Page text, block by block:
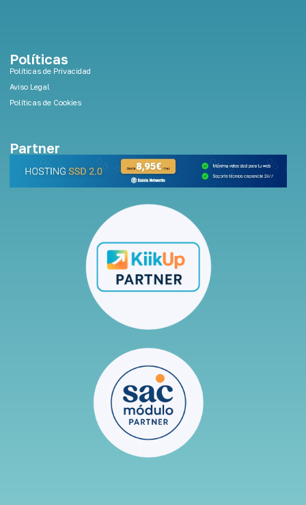
Políticas
Políticas de Privacidad
Aviso Legal
Políticas de Cookies
Partner